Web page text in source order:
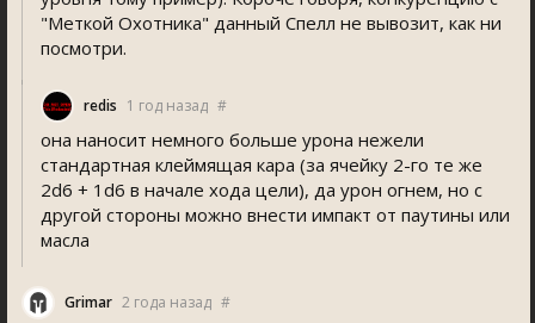
"Меткой Охотника" данный Спелл не вывозит, как ни
посмотри.
redi 1 год назад #
она наносит немного больше урона нежели
стандартная клеймящая кара (за ячейку 2-го те же
2d6 + 1d6 в начале хода цели), да урон огнем, но с
другой стороны можно внести импакт от паутины или
масла
Grimar 2 года назад #